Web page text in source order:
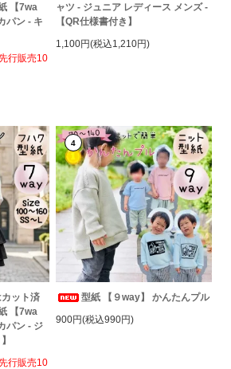
【7wa
パン - キ
行販売10
ャツ - ジュニア レディース メンズ -
【QR仕様書付き】
1,100円(税込1,210円)
ット済
【7wa
パン - ジ
行販売10
4
型紙 【９way】 かんたんプル
900円(税込990円)